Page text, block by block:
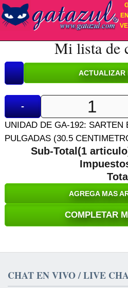
Mi lista de
-
UNIDAD DE GA-192: SARTEN
PULGADAS (30.5
Sub-Total(1
Total
AGREGA MAS
COMPLETAR
CHAT EN VIVO / LIVE